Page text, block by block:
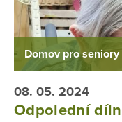
Domov pro seniory
08. 05. 2024
Odpolední